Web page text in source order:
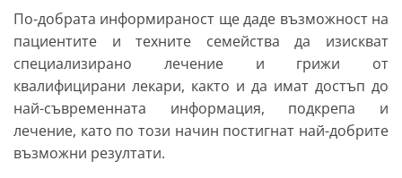
По-добрата информираност ще даде възможност на
пациентите и техните семейства да изискват
специализирано лечение и грижи от
квалифицирани лекари, както и да имат достъп до
най-съвременната информация, подкрепа и
лечение, като по този начин постигнат най-добрите
възможни резултати.